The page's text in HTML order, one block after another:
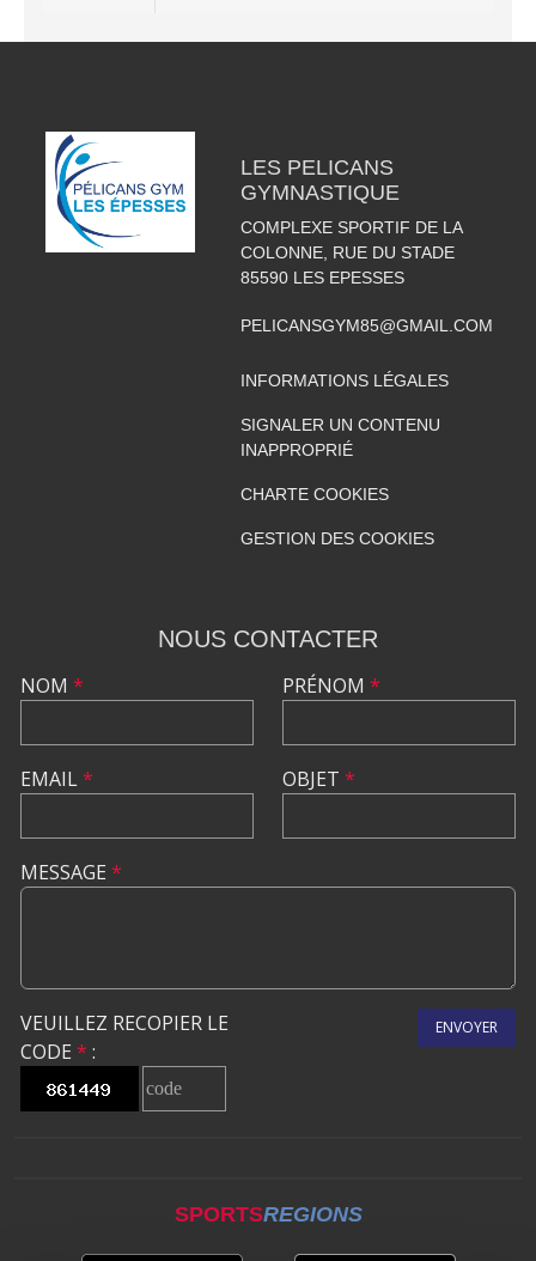
LES PELICANS
GYMNASTIQUE
COMPLEXE SPORTIF DE LA
COLONNE, RUE DU STADE
85590 LES EPESSES
PELICANSGYM85@GMAIL.COM
INFORMATIONS LÉGALES
SIGNALER UN CONTENU
INAPPROPRIÉ
CHARTE COOKIES
GESTION DES COOKIES
NOUS CONTACTER
NOM *
EMAIL*
PRÉNOM *
OBJET *
MESSAGE *
VEUILLEZ RECOPIER LE
CODE * :
ENVOYER
SPORTSREGIONS